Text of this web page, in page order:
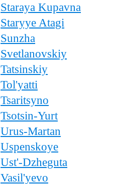
Staraya Kupavna
Staryye Atagi
Sunzha
Svetlanovskiy
Tatsinskiy
Tol'yatti
Tsaritsyno
Tsotsin-Yurt
Urus-Martan
Uspenskoye
Ust'-Dzheguta
Vasil'yevo